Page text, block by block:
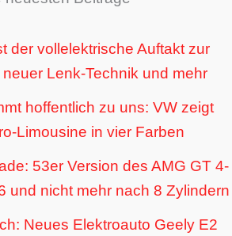
der vollelektrische Auftakt zur
Lenk-Technik und mehr
hoffentlich zu uns: VW zeigt
Limousine in vier Farben
53er Version des AMG GT 4-
und nicht mehr nach 8 Zylindern
Neues Elektroauto Geely E2